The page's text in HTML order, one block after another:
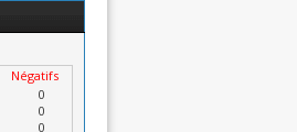
Négatifs
0
0
0